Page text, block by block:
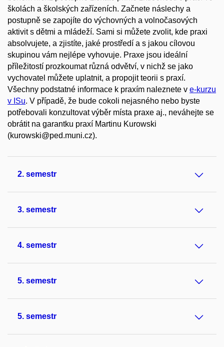
školách a školských zařízeních. Začnete náslechy a
postupně se zapojíte do výchovných a volnočasových
aktivit s dětmi a mládeží. Sami si můžete zvolit, kde praxi
absolvujete, a zjistíte, jaké prostředí a s jakou cílovou
skupinou vám nejlépe vyhovuje. Praxe jsou ideální
příležitostí prozkoumat různá odvětví, v nichž se jako
vychovatel můžete uplatnit, a propojit teorii s praxí.
Všechny podstatné informace k praxím naleznete v e-kurzu
v ISu. V případě, že bude cokoli nejasného nebo byste
potřebovali konzultovat výběr místa praxe aj., neváhejte se
obrátit na garantku praxí Martinu Kurowski
(kurowski@ped.muni.cz).
2. semestr
3. semestr
4. semestr
5. semestr
5. semestr